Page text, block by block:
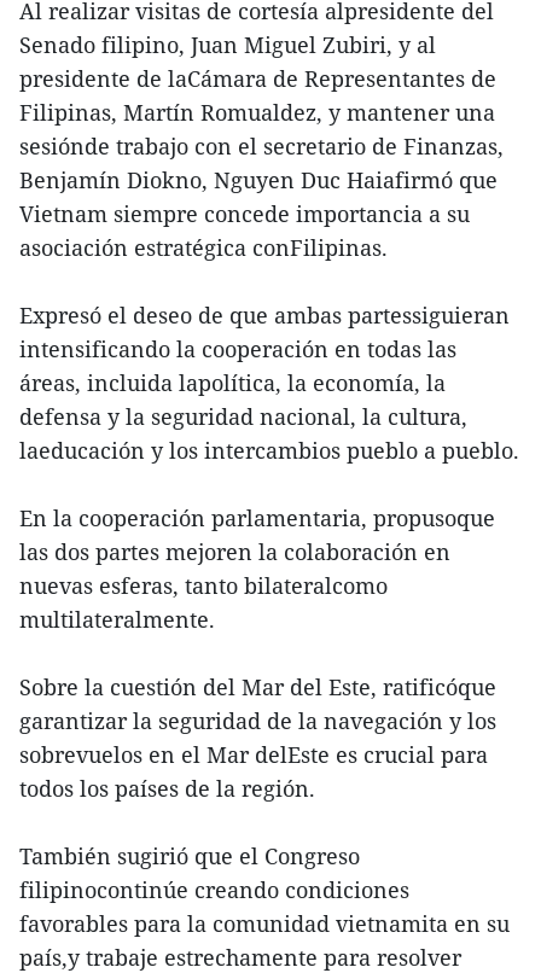
Al realizar visitas de cortesía alpresidente del
Senado filipino, Juan Miguel Zubiri, y al
presidente de laCámara de Representantes de
Filipinas, Martín Romualdez, y mantener una
sesiónde trabajo con el secretario de Finanzas,
Benjamín Diokno, Nguyen Duc Haiafirmó que
Vietnam siempre concede importancia a su
asociación estratégica conFilipinas.
Expresó el deseo de que ambas partessiguieran
intensificando la cooperación en todas las
áreas, incluida lapolítica, la economía, la
defensa y la seguridad nacional, la cultura,
laeducación y los intercambios pueblo a pueblo.
En la cooperación parlamentaria, propusoque
las dos partes mejoren la colaboración en
nuevas esferas, tanto bilateralcomo
multilateralmente.
Sobre la cuestión del Mar del Este, ratificóque
garantizar la seguridad de la navegación y los
sobrevuelos en el Mar delEste es crucial para
todos los países de la región.
También sugirió que el Congreso
filipinocontinúe creando condiciones
favorables para la comunidad vietnamita en su
país,y trabaje estrechamente para resolver